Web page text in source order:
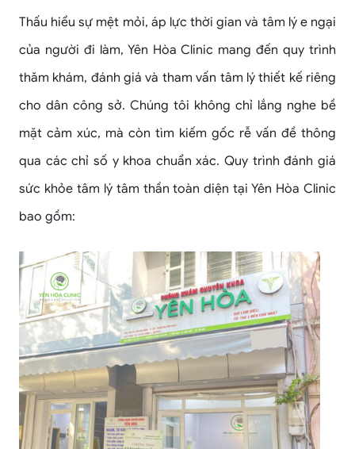
Thấu hiểu sự mệt mỏi, áp lực thời gian và tâm lý e ngại
của người đi làm, Yên Hòa Clinic mang đến quy trình
thăm khám, đánh giá và tham vấn tâm lý thiết kế riêng
cho dân công sở. Chúng tôi không chỉ lắng nghe bề
mặt cảm xúc, mà còn tìm kiếm gốc rễ vấn đề thông
qua các chỉ số y khoa chuẩn xác. Quy trình đánh giá
sức khỏe tâm lý tâm thần toàn diện tại Yên Hòa Clinic
bao gồm: